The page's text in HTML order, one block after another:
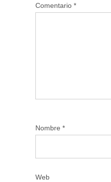
Comentario *
Nombre *
Web